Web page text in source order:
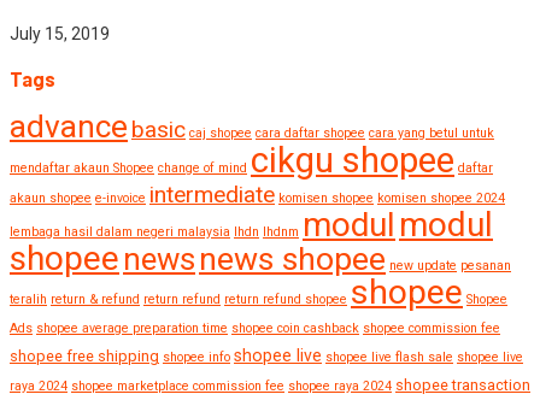
July 15, 2019
Tags
advance basic caj shopee cara daftar shopee cara yang betul untuk
mendaftar akaun Shopee change of mind cikgu shopee daftar
akaun shopee e-invoice intermediate komisen shopee komisen shopee 2024
lembaga hasil dalam negeri malaysia lhdn lhdnm modul modul
shopee news news shopee new update pesanan
teralih return & refund return refund return refund shopee shopee Shopee
Ads shopee average preparation time shopee coin cashback shopee commission fee
shopee free shipping shopee info shopee live shopee live flash sale shopee live
raya 2024 shopee marketplace commission fee shopee raya 2024 shopee transaction